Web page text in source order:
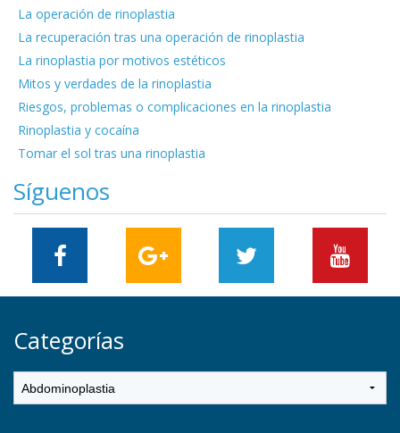
La operación de rinoplastia
La recuperación tras una operación de rinoplastia
La rinoplastia por motivos estéticos
Mitos y verdades de la rinoplastia
Riesgos, problemas o complicaciones en la rinoplastia
Rinoplastia y cocaína
Tomar el sol tras una rinoplastia
Síguenos
Categorías